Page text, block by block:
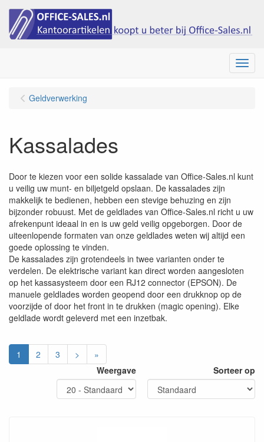
Menu
Geldverwerking
Kassalades
Door te kiezen voor een solide kassalade van Office-Sales.nl kunt
u veilig uw munt- en biljetgeld opslaan. De kassalades zijn
makkelijk te bedienen, hebben een stevige behuzing en zijn
bijzonder robuust. Met de geldlades van Office-Sales.nl richt u uw
afrekenpunt ideaal in en is uw geld veilig opgeborgen. Door de
uiteenlopende formaten van onze geldlades weten wij altijd een
goede oplossing te vinden.
De kassalades zijn grotendeels in twee varianten onder te
verdelen. De elektrische variant kan direct worden aangesloten
op het kassasysteem door een RJ12 connector (EPSON). De
manuele geldlades worden geopend door een drukknop op de
voorzijde of door het front in te drukken (magic opening). Elke
geldlade wordt geleverd met een inzetbak.
1 2 3 >
»
Weergave
Sorteer op